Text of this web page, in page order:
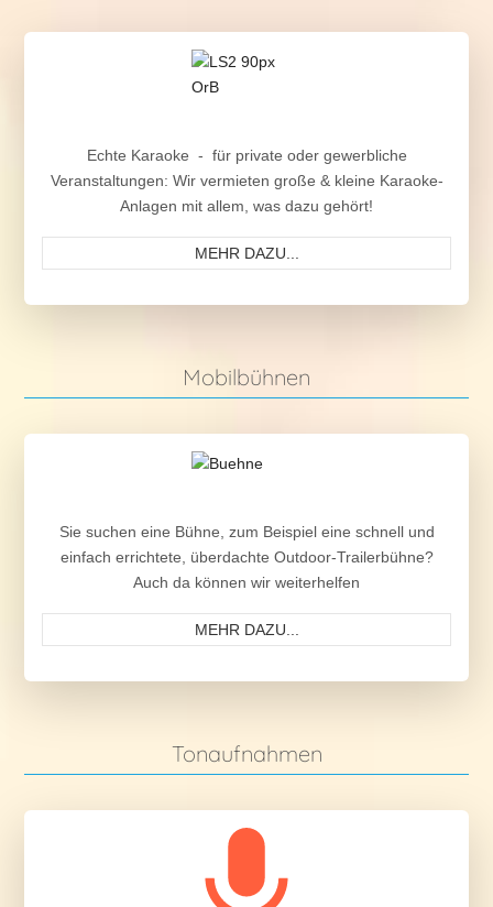
Echte Karaoke - für private oder gewerbliche
Veranstaltungen: Wir vermieten große & kleine Karaoke-
Anlagen mit allem, was dazu gehört!
MEHR DAZU...
Mobilbühnen
Sie suchen eine Bühne, zum Beispiel eine schnell und
einfach errichtete, überdachte Outdoor-Trailerbühne?
Auch da können wir weiterhelfen
MEHR DAZU...
Tonaufnahmen